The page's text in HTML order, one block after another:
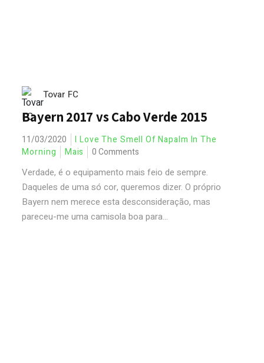
Tovar FC
Bayern 2017 vs Cabo Verde 2015
11/03/2020
I Love The Smell Of Napalm In The
Morning
Mais 0 Comments
Verdade, é o equipamento mais feio de sempre.
Daqueles de uma só cor, queremos dizer. O próprio
Bayern nem merece esta desconsideração, mas
pareceu-me uma camisola boa para...